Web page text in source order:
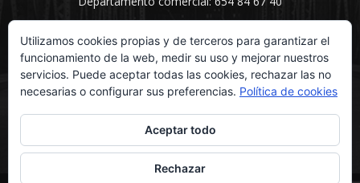
SÍGUENOS
Utilizamos cookies propias y de terceros para garantizar el
funcionamiento de la web, medir su uso y mejorar nuestros
servicios. Puede aceptar todas las cookies, rechazar las no
necesarias o configurar sus preferencias. Política de cookies
Aceptar todo
Rechazar